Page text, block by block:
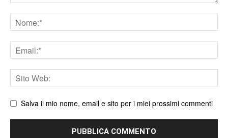
Nome
Email
Sito
web
Salva il mio nome, email e sito per i miei prossimi commenti